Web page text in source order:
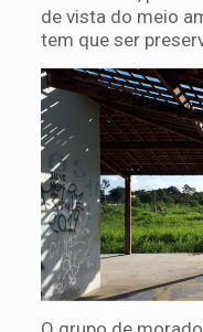
de vista do meio
tem que ser